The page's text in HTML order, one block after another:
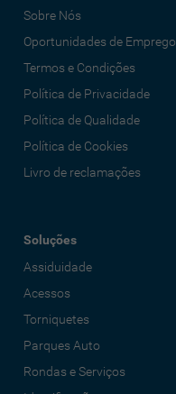
Sobre Nós
Oportunidades de Emprego
Termos e Condições
Política de Privacidade
Política de Qualidade
Política de Cookies
Livro de reclamações
Soluções
Assiduidade
Acessos
Torniquetes
Parques Auto
Rondas e Serviços